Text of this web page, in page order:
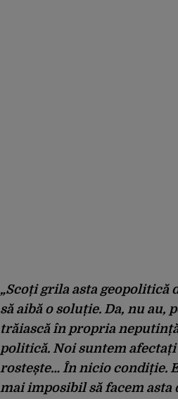
„Scoți grila asta geopolitică
să aibă o soluție. Da, nu au,
trăiască în propria
politică. Noi suntem afectați
rostește… În nicio condiție.
mai imposibil să facem